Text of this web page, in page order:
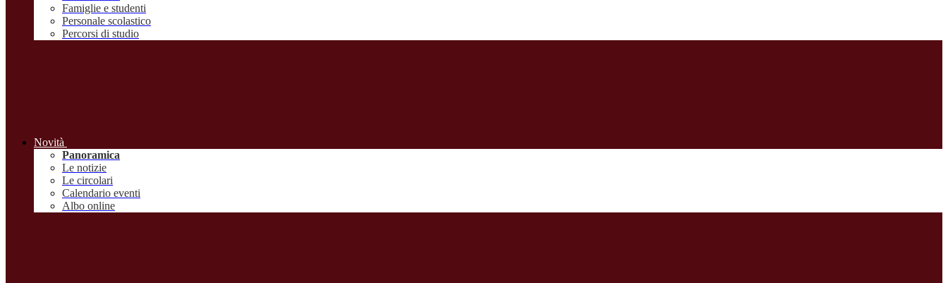
Famiglie e studenti
Personale scolastico
Percorsi di studio
Novità
Panoramica
Le notizie
Le circolari
Calendario eventi
Albo online